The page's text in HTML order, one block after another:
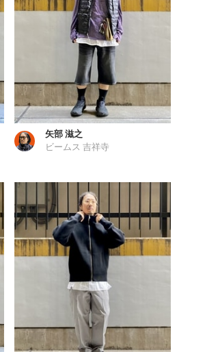
矢部 滋之
ビームス 吉祥寺